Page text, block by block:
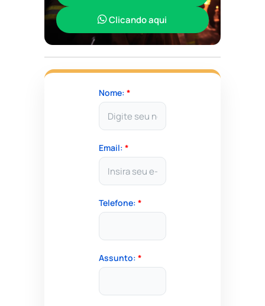
Clicando aqui
Nome: *
Email: *
Telefone: *
Assunto: *